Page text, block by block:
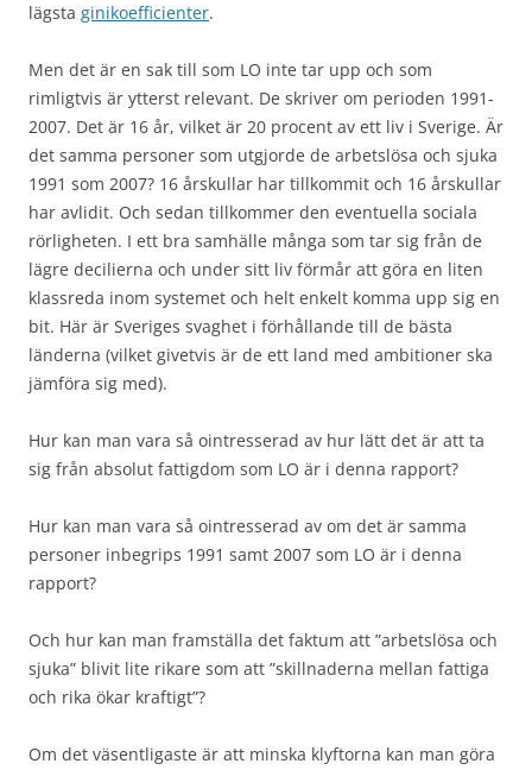
lägsta ginikoefficienter.
Men det är en sak till som LO inte tar upp och som
rimligtvis är ytterst relevant. De skriver om perioden 1991-
2007. Det är 16 år, vilket är 20 procent av ett liv i Sverige. Är
det samma personer som utgjorde de arbetslösa och sjuka
1991 som 2007? 16 årskullar har tillkommit och 16 årskullar
har avlidit. Och sedan tillkommer den eventuella sociala
rörligheten. I ett bra samhälle många som tar sig från de
lägre decilierna och under sitt liv förmår att göra en liten
klassreda inom systemet och helt enkelt komma upp sig en
bit. Här är Sveriges svaghet i förhållande till de bästa
länderna (vilket givetvis är de ett land med ambitioner ska
jämföra sig med).
Hur kan man vara så ointresserad av hur lätt det är att ta
sig från absolut fattigdom som LO är i denna rapport?
Hur kan man vara så ointresserad av om det är samma
personer inbegrips 1991 samt 2007 som LO är i denna
rapport?
Och hur kan man framställa det faktum att ”arbetslösa och
sjuka” blivit lite rikare som att ”skillnaderna mellan fattiga
och rika ökar kraftigt”?
Om det väsentligaste är att minska klyftorna kan man göra